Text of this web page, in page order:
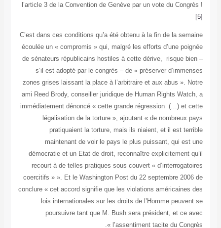
l’article 3 de la Convention de Genève par un vote du
C’est dans ces conditions qu’a été obtenu à la fin de la
écoulée un « compromis » qui, malgré les efforts d’une
de sénateurs républicains hostiles à cette dérive, risque
s’il est adopté par le congrès – de « préserver
zones grises laissant la place à l’arbitraire et aux abus
ami Reed Brody, conseiller juridique de Human Rights
immédiatement dénoncé « cette grande régression (…)
légalisation de la torture », ajoutant « de
pratiquaient la torture, mais ils niaient, et il est
maintenant de voir le pays le plus puissant, qui
démocratie et un Etat de droit, reconnaître
recourt à de telles pratiques sous couvert «
coercitifs » ». Et le Washington Post du 22 septembre
conclure « cet accord signifie que les violations
lois internationales sur les droits de l’Homme
poursuivre tant que M. Bush sera président, et
l’assentiment tacite du